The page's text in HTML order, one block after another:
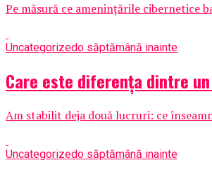
Pe măsură ce amenințările cibernetice
Uncategorizedo săptămână inainte
Care este diferența dintre
Am stabilit deja două lucruri: ce
Uncategorizedo săptămână inainte